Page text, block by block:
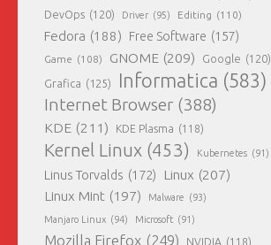
DevOps (120) Driver (95) Editing (110)
Fedora (188) Free Software (157)
Game (108) GNOME (209) Google (120)
Grafica (125) Informatica (583)
Internet Browser (388)
KDE (211) KDE Plasma (118)
Kernel Linux (453) Kubernetes (91)
Linus Torvalds (172) Linux (207)
Linux Mint (197) Malware (93)
Manjaro Linux (94) Microsoft (91)
Mozilla Firefox (249) NVIDIA (118)